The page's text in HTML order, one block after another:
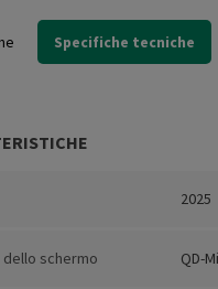
Specifiche tecniche
2025
schermo QD-